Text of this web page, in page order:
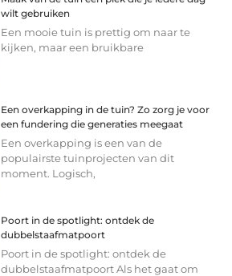
wilt gebruiken
Een mooie tuin is prettig om naar te
kijken, maar een bruikbare
Een overkapping in de tuin? Zo zorg je voor
een fundering die generaties meegaat
Een overkapping is een van de
populairste tuinprojecten van dit
moment. Logisch,
Poort in de spotlight: ontdek de
dubbelstaafmatpoort
Poort in de spotlight: ontdek de
dubbelstaafmatpoort Als het gaat om